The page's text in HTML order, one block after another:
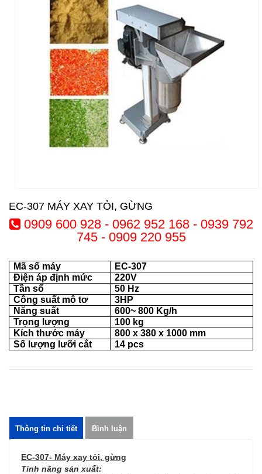
EC-307 MÁY XAY TỎI, GỪNG
0909 600 928 - 0962 952 168 - 0939 792
745 - 0909 220 955
Mã số máy
EC-307
Điện áp định mức
220V
Tần số
50 Hz
Công suất mô tơ
3HP
Năng suất
600~ 800 Kg/h
Trọng lượng
100 kg
Kích thước máy
800 x 380 x 1000 mm
Số lượng lưỡi cắt
14 pcs
Thông tin chi tiết Bình luận
EC-307- Máy xay tỏi, gừng
Tính năng sản xuất: